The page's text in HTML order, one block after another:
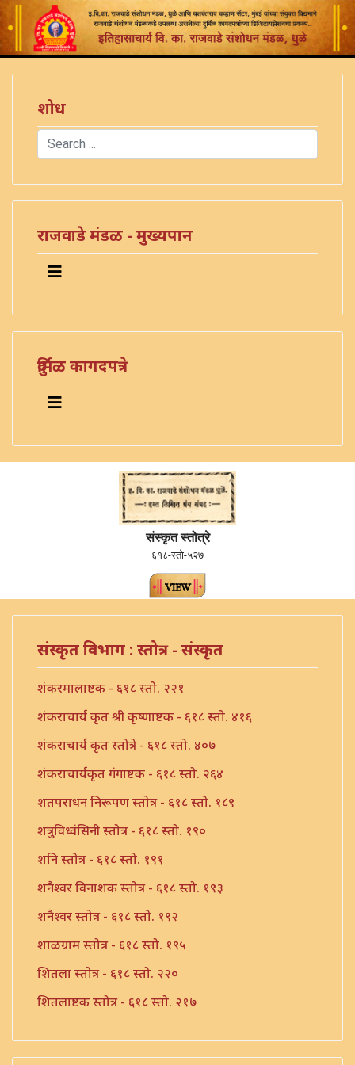
शोध
Search
राजवाडे मंडळ - मुख्यपान
दुर्मिळ कागदपत्रे
संस्कृत स्तोत्रे
६१८-स्तो-५२७
संस्कृत विभाग : स्तोत्र - संस्कृत
शंकरमालाष्टक - ६१८ स्तो. २२१
शंकराचार्य कृत श्री कृष्णाष्टक - ६१८ स्तो. ४१६
शंकराचार्य कृत स्तोत्रे - ६१८ स्तो. ४०७
शंकराचार्यकृत गंगाष्टक - ६१८ स्तो. २६४
शतपराधन निरूपण स्तोत्र - ६१८ स्तो. १८९
शत्रुविध्वंसिनी स्तोत्र - ६१८ स्तो. १९०
शनि स्तोत्र - ६१८ स्तो. १९१
शनैश्वर विनाशक स्तोत्र - ६१८ स्तो. १९३
शनैश्वर स्तोत्र - ६१८ स्तो. १९२
शाळग्राम स्तोत्र - ६१८ स्तो. १९५
शितला स्तोत्र - ६१८ स्तो. २२०
शितलाष्टक स्तोत्र - ६१८ स्तो. २१७
शिव नामावली - ६१८ स्तो. ३९०